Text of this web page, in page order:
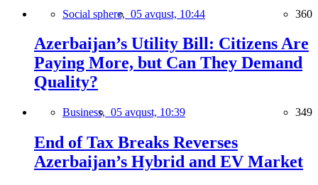
Social sphere, 05 avqust, 10:44 360
Azerbaijan’s Utility Bill: Citizens Are
Paying More, but Can They Demand
Quality?
Business, 05 avqust, 10:39 349
End of Tax Breaks Reverses
Azerbaijan’s Hybrid and EV Market